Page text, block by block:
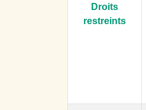
Droits
restreints